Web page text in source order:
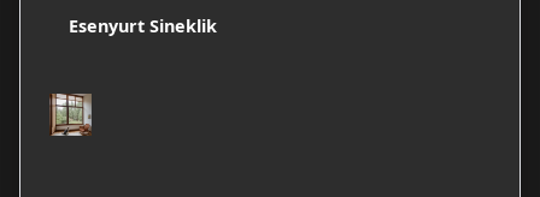
Esenyurt Sineklik